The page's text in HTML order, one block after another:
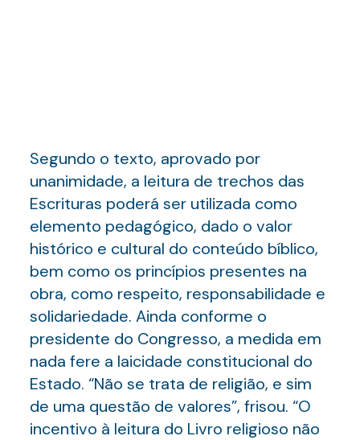
Segundo o texto, aprovado por
unanimidade, a leitura de trechos das
Escrituras poderá ser utilizada como
elemento pedagógico, dado o valor
histórico e cultural do conteúdo bíblico,
bem como os princípios presentes na
obra, como respeito, responsabilidade e
solidariedade. Ainda conforme o
presidente do Congresso, a medida em
nada fere a laicidade constitucional do
Estado. “Não se trata de religião, e sim
de uma questão de valores”, frisou. “O
incentivo à leitura do Livro religioso não